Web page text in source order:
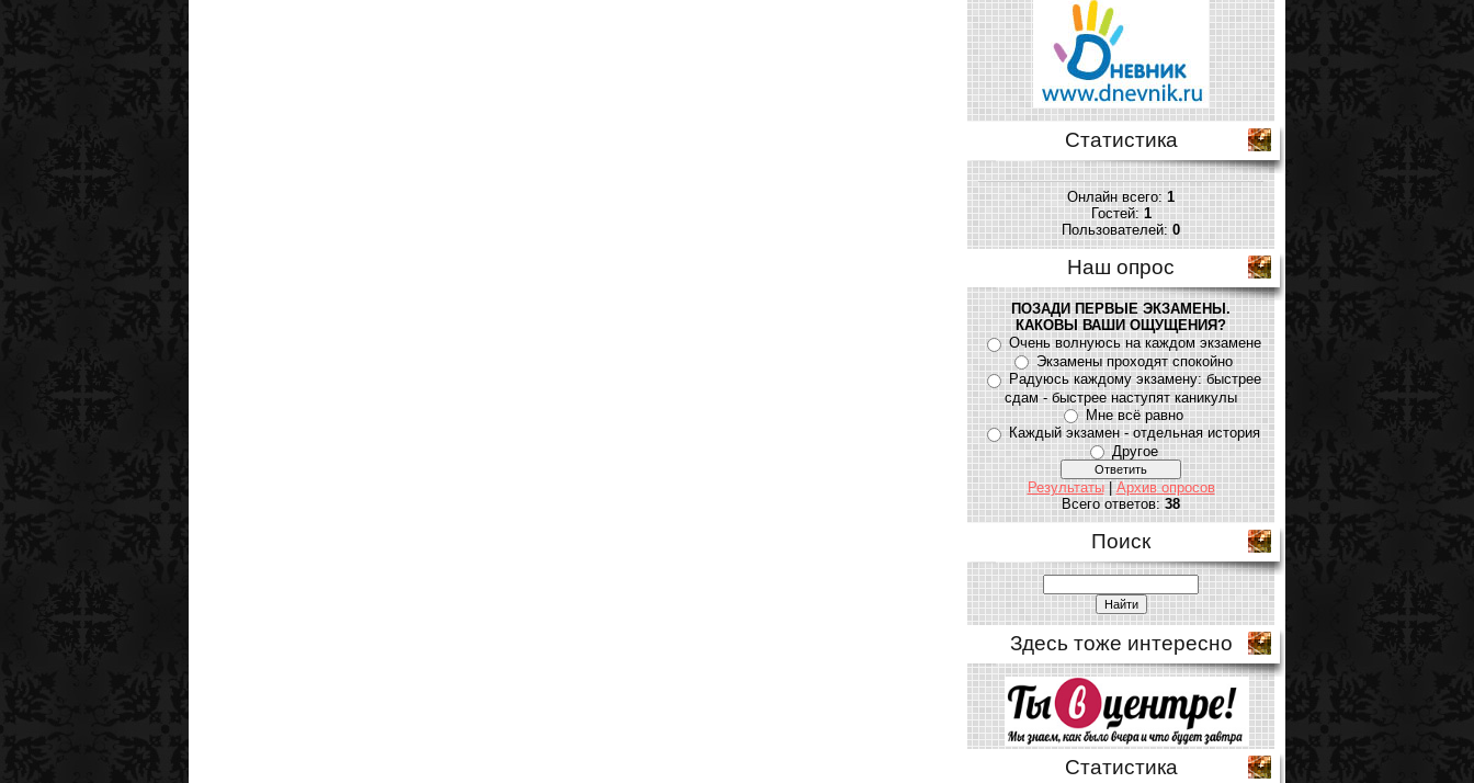
Статистика
Онлайн всего:1
Гостей:1
Пользователей:0
Наш опрос
ПОЗАДИ ПЕРВЫЕ ЭКЗАМЕНЫ.
КАКОВЫ ВАШИ ОЩУЩЕНИЯ?
Очень волнуюсь на каждом экзамене
Экзамены проходят спокойно
Радуюсь каждому экзамену: быстрее
сдам - быстрее наступят каникулы
Мне всё равно
Каждый экзамен - отдельная история
Другое
Результаты|Архив опросов
Всего ответов:38
Поиск
Здесь тоже интересно
Статистика